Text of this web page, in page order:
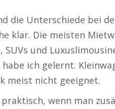
die Unterschiede bei
klar. Die meisten
und
ich gelernt.
meist nicht geeignet.
wenn man